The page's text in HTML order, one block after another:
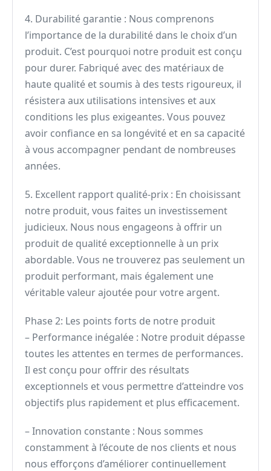
4. Durabilité garantie : Nous comprenons
l’importance de la durabilité dans le choix d’un
produit. C’est pourquoi notre produit est conçu
pour durer. Fabriqué avec des matériaux de
haute qualité et soumis à des tests rigoureux, il
résistera aux utilisations intensives et aux
conditions les plus exigeantes. Vous pouvez
avoir confiance en sa longévité et en sa capacité
à vous accompagner pendant de nombreuses
années.
5. Excellent rapport qualité-prix : En choisissant
notre produit, vous faites un investissement
judicieux. Nous nous engageons à offrir un
produit de qualité exceptionnelle à un prix
abordable. Vous ne trouverez pas seulement un
produit performant, mais également une
véritable valeur ajoutée pour votre argent.
Phase 2: Les points forts de notre produit
– Performance inégalée : Notre produit dépasse
toutes les attentes en termes de performances.
Il est conçu pour offrir des résultats
exceptionnels et vous permettre d’atteindre vos
objectifs plus rapidement et plus efficacement.
– Innovation constante : Nous sommes
constamment à l’écoute de nos clients et nous
nous efforçons d’améliorer continuellement